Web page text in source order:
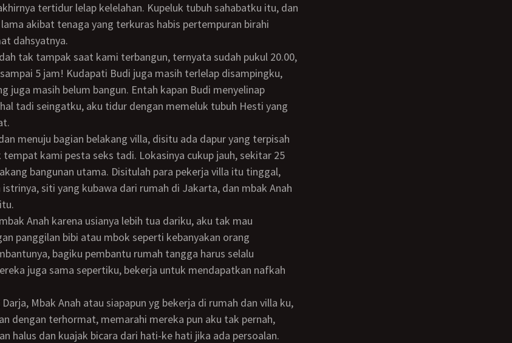
tertidur lelap kelelahan. Kupeluk tubuh sahabatku itu, dan
akibat tenaga yang terkuras habis pertempuran birahi
dahsyatnya.
5 jam! Kudapati Budi juga masih terlelap disampingku,
juga masih belum bangun. Entah kapan Budi menyelinap
tadi seingatku, aku tidur dengan memeluk tubuh Hesti yang
tempat kami pesta seks tadi. Lokasinya cukup jauh, sekitar 25
bangunan utama. Disitulah para pekerja villa itu tinggal,
istrinya, siti yang kubawa dari rumah di Jakarta, dan mbak Anah
panggilan bibi atau mbok seperti kebanyakan orang
bagiku pembantu rumah tangga harus selalu
juga sama sepertiku, bekerja untuk mendapatkan nafkah
dengan terhormat, memarahi mereka pun aku tak pernah,
halus dan kuajak bicara dari hati-ke hati jika ada persoalan.